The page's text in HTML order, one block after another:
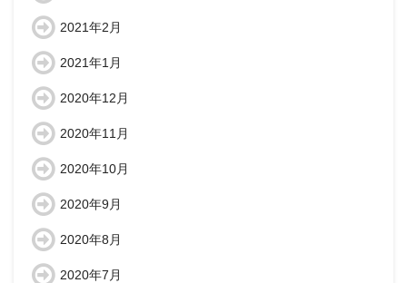
2021年2月
2021年1月
2020年12月
2020年11月
2020年10月
2020年9月
2020年8月
2020年7月